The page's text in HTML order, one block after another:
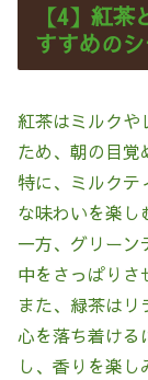
【4】紅
すすめの
紅茶はミルクや
ため、朝の目覚
特に、ミルクテ
な味わいを楽し
一方、グリーン
中をさっぱりさ
また、緑茶はリ
心を落ち着ける
し、香りを楽し